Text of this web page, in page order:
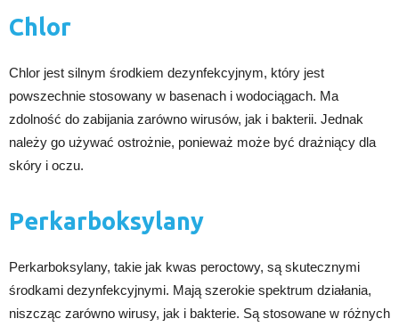
Chlor
Chlor jest silnym środkiem dezynfekcyjnym, który jest
powszechnie stosowany w basenach i wodociągach. Ma
zdolność do zabijania zarówno wirusów, jak i bakterii. Jednak
należy go używać ostrożnie, ponieważ może być drażniący dla
skóry i oczu.
Perkarboksylany
Perkarboksylany, takie jak kwas peroctowy, są skutecznymi
środkami dezynfekcyjnymi. Mają szerokie spektrum działania,
niszcząc zarówno wirusy, jak i bakterie. Są stosowane w różnych